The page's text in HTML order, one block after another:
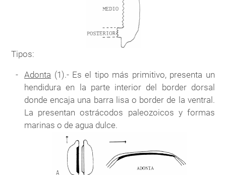
Tipos:
Adonta (1).- Es el tipo más primitivo, presenta un
hendidura en la parte interior del border dorsal
donde encaja una barra lisa o border de la ventral.
La presentan ostrácodos paleozoicos y formas
marinas o de agua dulce.